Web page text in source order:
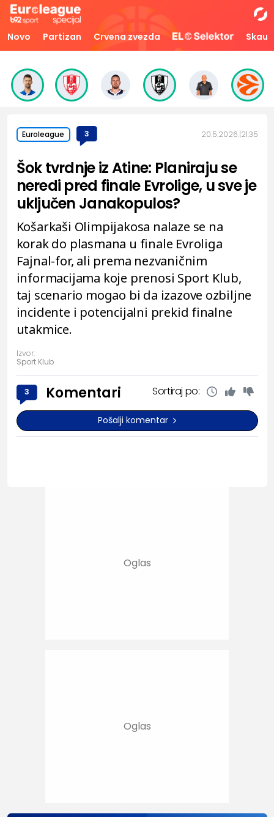
Novo Partizan Crvena zvezda Skaut
Euroleague 3 20.5.2026. 21:35
Šok tvrdnje iz Atine: Planiraju se
neredi pred finale Evrolige, u sve je
uključen Janakopulos?
Košarkaši Olimpijakosa nalaze se na
korak do plasmana u finale Evroliga
Fajnal-for, ali prema nezvaničnim
informacijama koje prenosi Sport Klub,
taj scenario mogao bi da izazove ozbiljne
incidente i potencijalni prekid finalne
utakmice.
Izvor:
Sport Klub
3 Komentari Sortiraj po:
Pošalji komentar